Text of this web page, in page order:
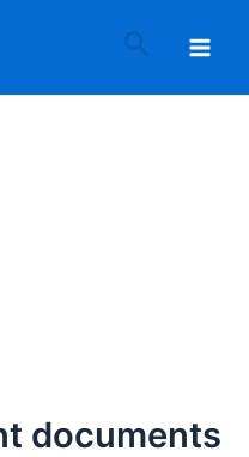
Search
documents